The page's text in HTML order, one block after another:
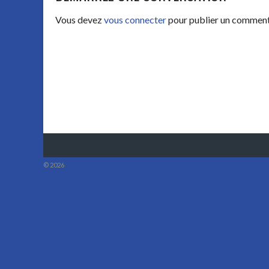
Vous devezvous connecterpour publier un
© 2026